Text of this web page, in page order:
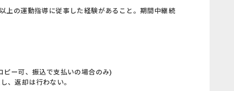
上の運動指導に従事した経験があること。期間中継続
ー可、振込で支払いの場合のみ)
、返却は行わない。